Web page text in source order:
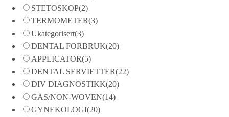
STETOSKOP(2)
TERMOMETER(3)
Ukategorisert(3)
DENTAL FORBRUK(20)
APPLICATOR(5)
DENTAL SERVIETTER(22)
DIV DIAGNOSTIKK(20)
GAS/NON-WOVEN(14)
GYNEKOLOGI(20)